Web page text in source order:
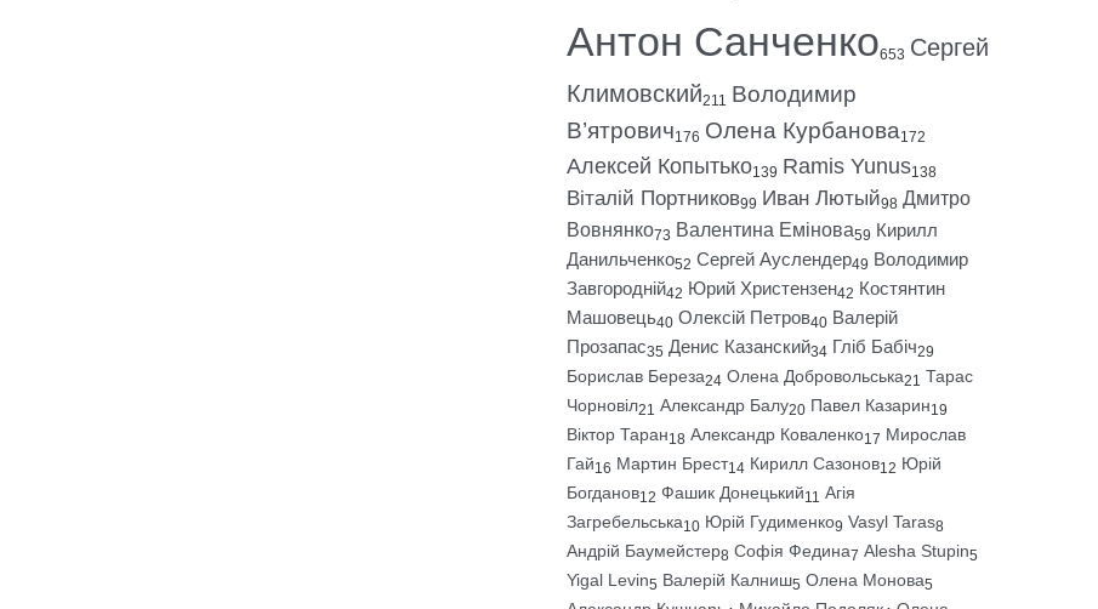
Антон Санченко653 Сергей
Климовский211 Володимир
В’ятрович176 Олена Курбанова172
Алексей Копытько139 Ramis Yunus138
Віталій Портников99 Иван Лютый98 Дмитро
Вовнянко73 Валентина Емінова59 Кирилл
Данильченко52 Сергей Ауслендер49 Володимир
Завгородній42 Юрий Христензен42 Костянтин
Машовець40 Олексій Петров40 Валерій
Прозапас35 Денис Казанский34 Гліб Бабіч29
Борислав Береза24 Олена Добровольська21 Тарас
Чорновіл21 Александр Балу20 Павел Казарин19
Віктор Таран18 Александр Коваленко17 Мирослав
Гай16 Мартин Брест14 Кирилл Сазонов12 Юрій
Богданов12 Фашик Донецький11 Агія
Загребельська10 Юрій Гудименко9 Vasyl Taras8
Андрій Баумейстер8 Софія Федина7 Alesha Stupin5
Yigal Levin5 Валерій Калниш5 Олена Монова5